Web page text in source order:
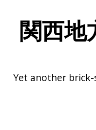
関西地
Yet another brick-